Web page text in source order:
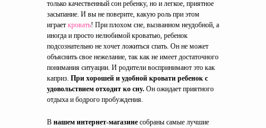
только качественный сон ребенку, но и легкое, приятное
засыпание. И вы не поверите, какую роль при этом
играет кровать! При плохом сне, вызванном неудобной, а
иногда и просто нелюбимой кроватью, ребенок
подсознательно не хочет ложиться спать. Он не может
объяснить свое нежелание, так как не имеет достаточного
понимания ситуации. И родители воспринимают это как
каприз. При хорошей и удобной кровати ребенок с
удовольствием отходит ко сну. Он ожидает приятного
отдыха и бодрого пробуждения.
В нашем интернет-магазине собраны самые лучшие